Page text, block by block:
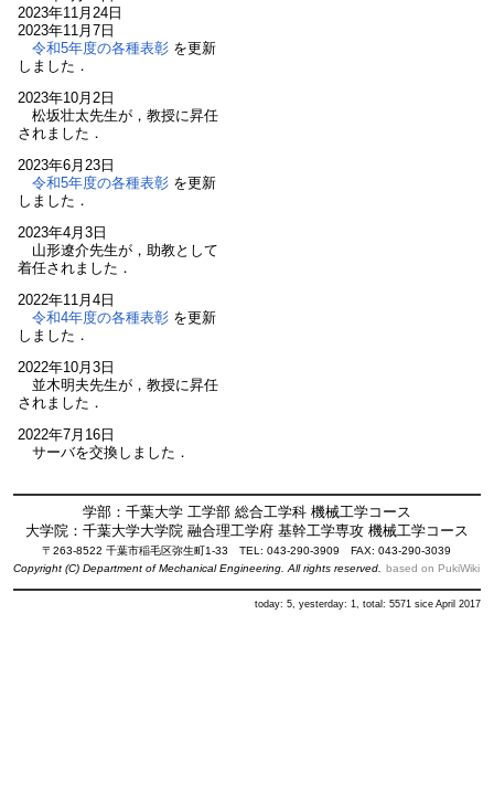
2023年11月24日
2023年11月7日
令和5年度の各種表彰を更新
しました．
2023年10月2日
松坂壮太先生が，教授に昇任
されました．
2023年6月23日
令和5年度の各種表彰を更新
しました．
2023年4月3日
山形遼介先生が，助教として
着任されました．
2022年11月4日
令和4年度の各種表彰を更新
しました．
2022年10月3日
並木明夫先生が，教授に昇任
されました．
2022年7月16日
サーバを交換しました．
学部：千葉大学 工学部 総合工学科 機械工学コース
大学院：千葉大学大学院 融合理工学府 基幹工学専攻 機械工学コース
〒263-8522 千葉市稲毛区弥生町1-33 TEL: 043-290-3909 FAX: 043-290-3039
Copyright (C) Department of Mechanical Engineering. All rights reserved.
based on PukiWiki
today: 5, yesterday: 1, total: 5571 sice April 2017